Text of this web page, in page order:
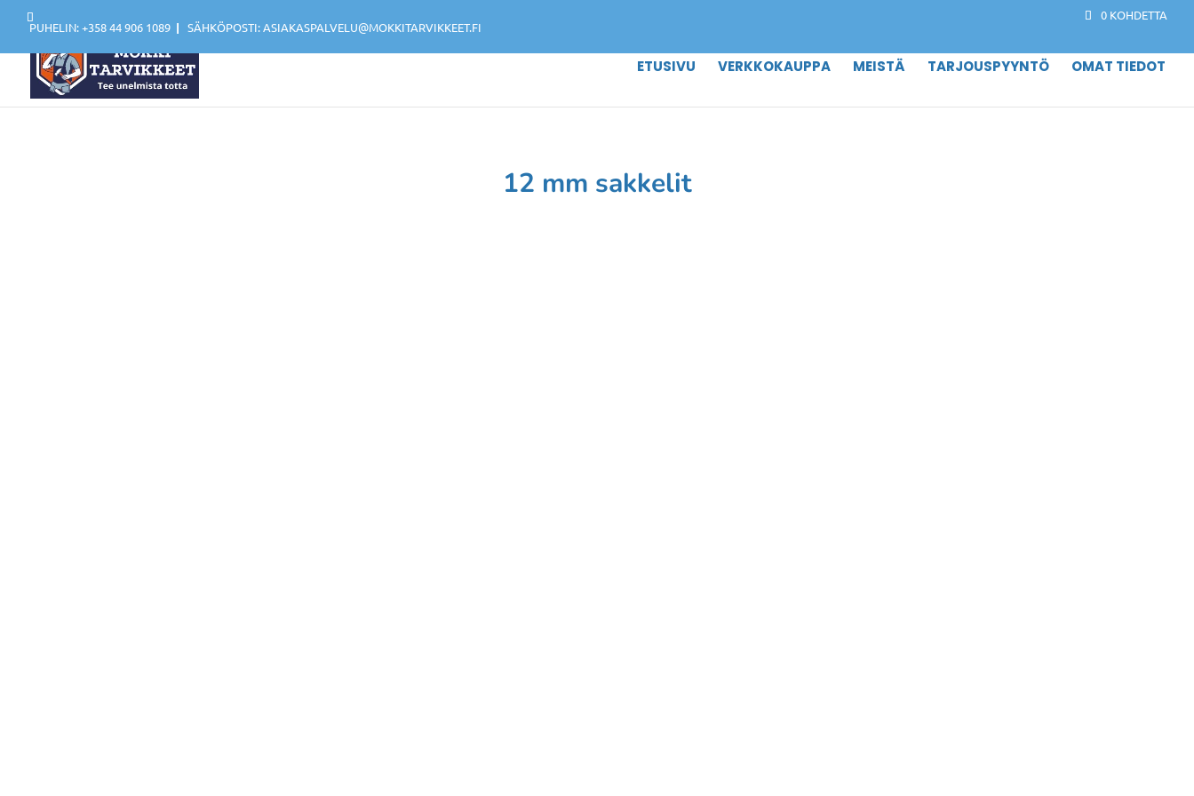
PUHELIN: +358 44 906 1089 | SÄHKÖPOSTI: ASIAKASPALVELU@MOKKITARVIKKEET.FI
0 KOHDETTA
ETUSIVU VERKKOKAUPPA MEISTÄ TARJOUSPYYNTÖ OMAT TIEDOT
12 mm sakkelit